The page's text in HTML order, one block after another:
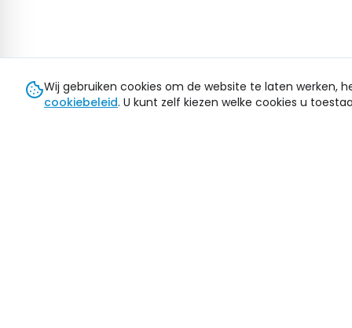
Wij gebruiken cookies om de website te laten werken,
cookiebeleid. U kunt zelf kiezen welke cookies u